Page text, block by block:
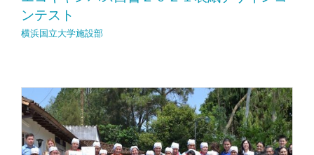
ンテスト
横浜国立大学施設部